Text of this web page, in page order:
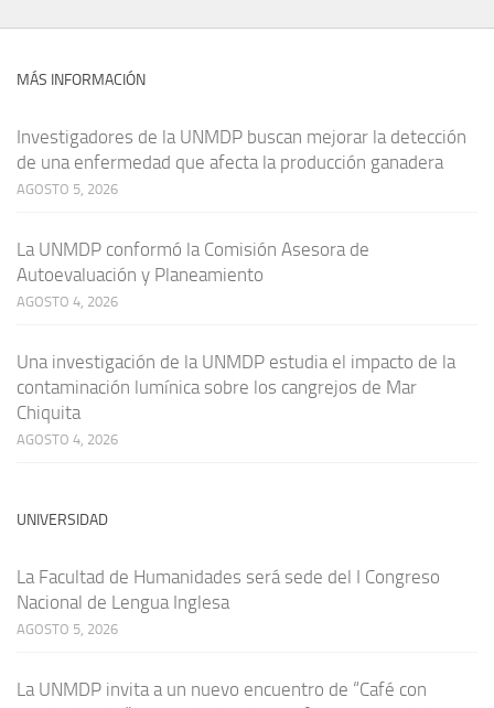
MÁS INFORMACIÓN
Investigadores de la UNMDP buscan mejorar la detección
de una enfermedad que afecta la producción ganadera
AGOSTO 5, 2026
La UNMDP conformó la Comisión Asesora de
Autoevaluación y Planeamiento
AGOSTO 4, 2026
Una investigación de la UNMDP estudia el impacto de la
contaminación lumínica sobre los cangrejos de Mar
Chiquita
AGOSTO 4, 2026
UNIVERSIDAD
La Facultad de Humanidades será sede del I Congreso
Nacional de Lengua Inglesa
AGOSTO 5, 2026
La UNMDP invita a un nuevo encuentro de “Café con